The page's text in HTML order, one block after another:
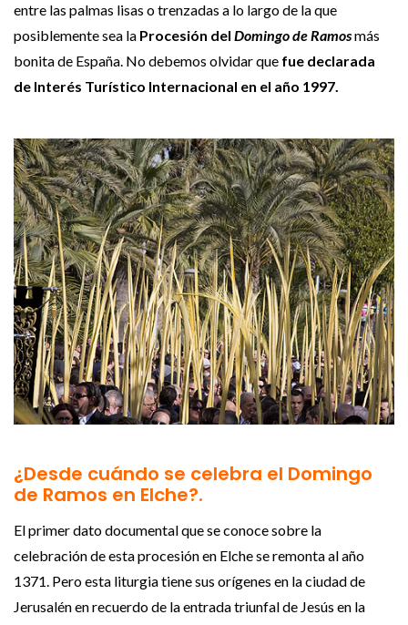
entre las palmas lisas o trenzadas a lo largo de la que
posiblemente sea la Procesión del Domingo de Ramosmás
bonita de España. No debemos olvidar que fue declarada
de Interés Turístico Internacional en el año 1997.
¿Desde cuándo se celebra el Domingo
de Ramos en Elche?.
El primer dato documental que se conoce sobre la
celebración de esta procesión en Elche se remonta al año
1371. Pero esta liturgia tiene sus orígenes en la ciudad de
Jerusalén en recuerdo de la entrada triunfal de Jesús en la